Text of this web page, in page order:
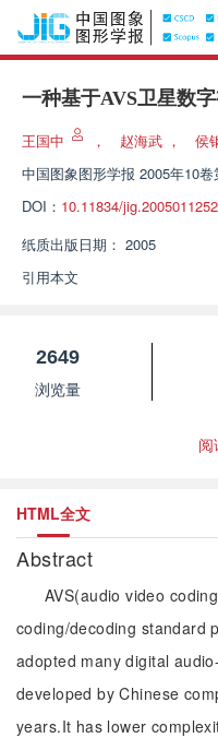
一种基于AVS卫星数
王国中 ， 赵海武 ， 侯
中国图象图形学报 2005年10
DOI： 10.11834/jig.2005011252
纸质出版日期： 2005
引用本文
2649
浏览量
HTML全文
Abstract
AVS(audio video
coding/decoding standard
adopted many digital
developed by Chinese
years.It has lower